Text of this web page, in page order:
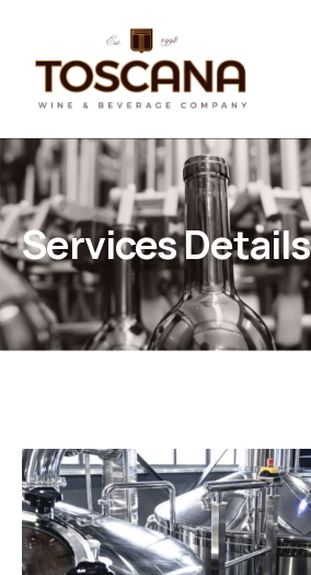
Services Details